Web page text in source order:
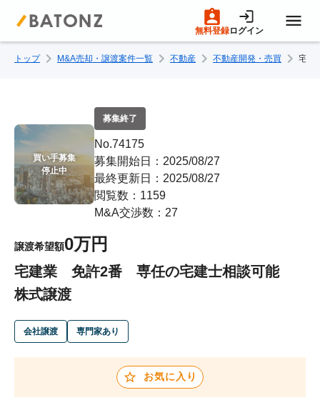
無料登録ログイン
トップページ
M&A案件一覧
売りたい方へ
買いたい方へ
成約事例
M&A専門家の方へ
トップ M&A売却・譲渡案件一覧 不動産 不動産開発・売買 宅建
買い手募集
停止中
募集終了
No.74175
募集開始日：2025/08/27
最終更新日：2025/08/27
閲覧数：1159
M&A交渉数：27
譲渡希望額0万円
宅建業 免許2番 専任の宅建士相談可能
株式譲渡
会社譲渡 専門家あり
お気に入り